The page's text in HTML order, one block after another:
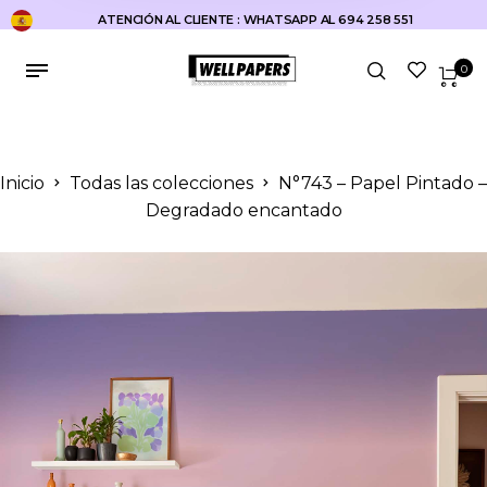
ATENCIÓN AL CLIENTE : WHATSAPP AL 694 258 551
0
Inicio Todas las colecciones
N°743 – Papel Pintado –
Degradado encantado